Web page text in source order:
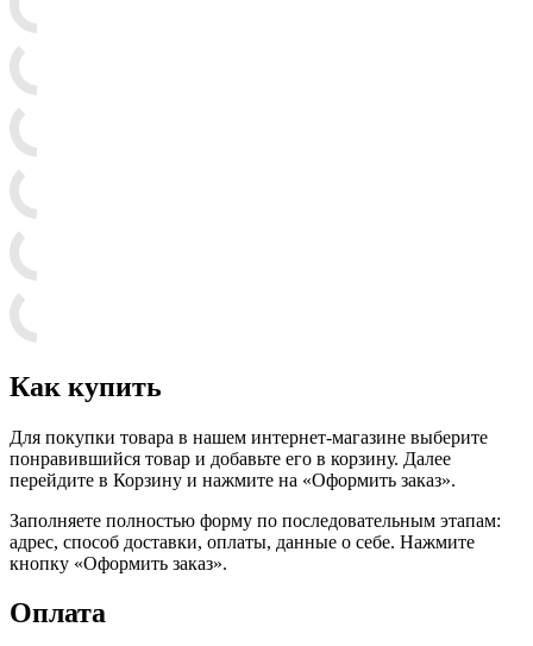
Как купить
Для покупки товара в нашем интернет-магазине выберите
понравившийся товар и добавьте его в корзину. Далее
перейдите в Корзину и нажмите на «Оформить заказ».
Заполняете полностью форму по последовательным этапам:
адрес, способ доставки, оплаты, данные о себе. Нажмите
кнопку «Оформить заказ».
Оплата